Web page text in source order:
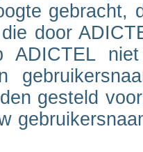
gebracht,
door
ADICTEL
gesteld